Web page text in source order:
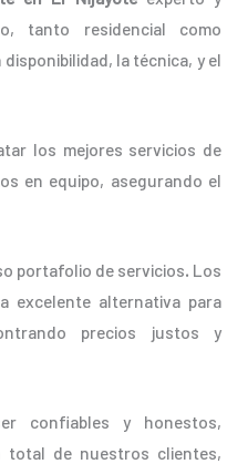
tanto residencial como
la técnica, y el
los mejores servicios de
en equipo, asegurando el
portafolio de servicios. Los
excelente alternativa para
precios justos y
confiables y honestos,
total de nuestros clientes,